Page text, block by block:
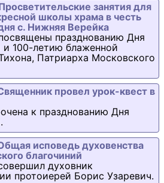
занятия для
школы храма в честь
с. Нижняя Верейка
празднованию Дня
и 100-летию блаженной
Патриарха Московского
провел урок-квест в
к празднованию Дня
исповедь духовенства
благочиний
духовник
протоиерей Борис Узаревич.